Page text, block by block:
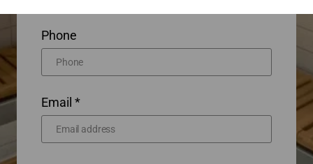
Phone
Email *